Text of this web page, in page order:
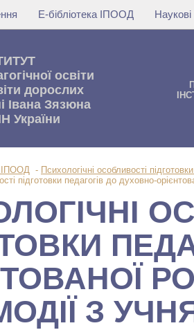
Е-бібліотека ІПООД
освіти
дорослих
Івана Зязюна
України
ІПООД - Психологічні особливості
підготовки педагогів до духовно-
З